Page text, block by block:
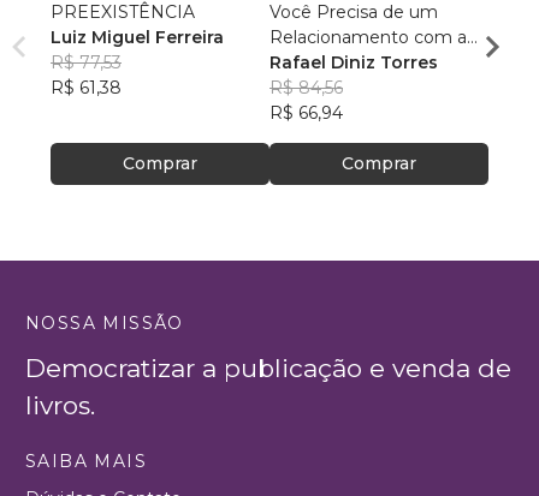
PREEXISTÊNCIA
Luiz Miguel Ferreira
R$ 77,53
R$ 61,38
Comprar
Você Precisa de um
Relacionamento com a
Bíblia
Rafael Diniz Torres
R$ 84,56
R$ 66,94
Comprar
NOSSA MISSÃO
Democratizar a publicação e venda de
livros.
SAIBA MAIS